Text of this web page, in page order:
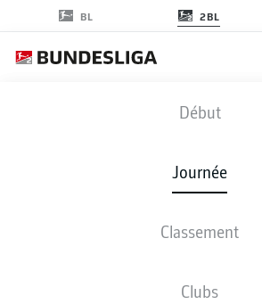
BL 2BL
Début
Journée
Classement
Clubs
FCM - BSC
1 3
COMPOSITIONS